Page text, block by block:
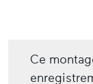
Ce